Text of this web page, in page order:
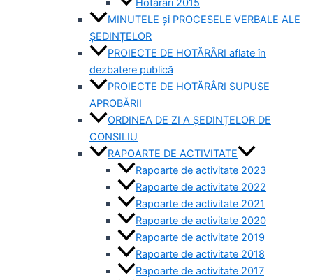
MINUTELE și PROCESELE VERBALE ALE
ȘEDINȚELOR
PROIECTE DE HOTĂRÂRI aflate în
dezbatere publică
PROIECTE DE HOTĂRÂRI SUPUSE
APROBĂRII
ORDINEA DE ZI A ȘEDINȚELOR DE
CONSILIU
RAPOARTE DE ACTIVITATE
Rapoarte de activitate 2023
Rapoarte de activitate 2022
Rapoarte de activitate 2021
Rapoarte de activitate 2020
Rapoarte de activitate 2019
Rapoarte de activitate 2018
Rapoarte de activitate 2017